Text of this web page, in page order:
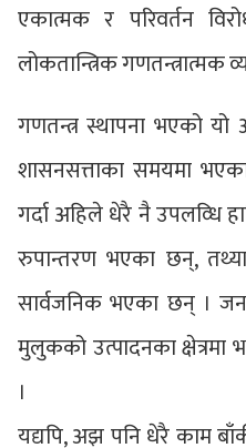
एकात्मक र परिवर्तन
लोकतान्त्रिक गणतन्त्रात्मक
गणतन्त्र स्थापना भएको यो
शासनसत्ताका समयमा
गर्दा अहिले धेरै नै उपलव्धि
रुपान्तरण भएका छन्,
सार्वजनिक भएका छन् ।
मुलुकको उत्पादनका
।
यद्यपि, अझ पनि धेरै काम